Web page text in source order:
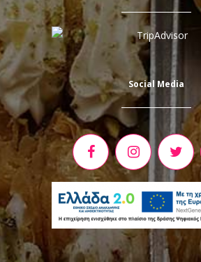
Social Media